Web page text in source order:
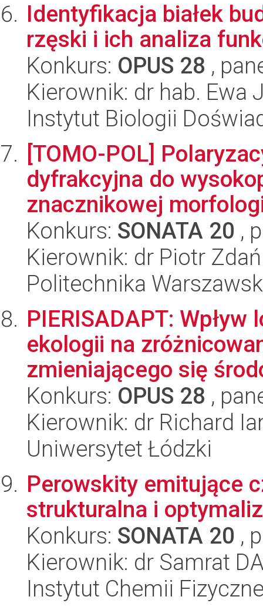
Identyfikacja białek
rzęski i ich analiza
Konkurs: OPUS 28 ,
Kierownik: dr hab. Ewa
Instytut Biologii
[TOMO-POL]
dyfrakcyjna do
znacznikowej
Konkurs: SONATA 20 ,
Kierownik: dr Piotr
Politechnika
PIERISADAPT:
ekologii na
zmieniającego się
Konkurs: OPUS 28 ,
Kierownik: dr Richard
Uniwersytet Łódzki
Perowskity emitujące
strukturalna i
Konkurs: SONATA 20 ,
Kierownik: dr Samrat
Instytut Chemii